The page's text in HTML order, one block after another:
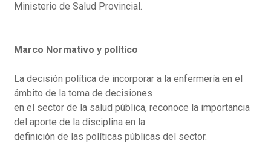
Ministerio de Salud Provincial.
Marco Normativo y político
La decisión política de incorporar a la enfermería en el
ámbito de la toma de decisiones
en el sector de la salud pública, reconoce la importancia
del aporte de la disciplina en la
definición de las políticas públicas del sector.